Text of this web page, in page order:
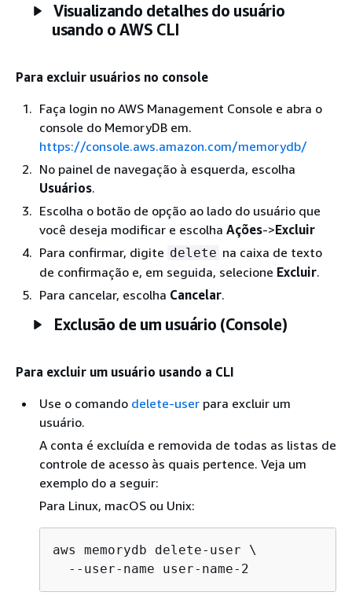
Visualizando detalhes do usuário
usando o AWS CLI
Para excluir usuários no console
Faça login no AWS Management Console e abra o
console do MemoryDB em.
https://console.aws.amazon.com/memorydb/
No painel de navegação à esquerda, escolha
Usuários.
Escolha o botão de opção ao lado do usuário que
você deseja modificar e escolha Ações->Excluir
Para confirmar, digite delete na caixa de texto
de confirmação e, em seguida, selecione Excluir.
Para cancelar, escolha Cancelar.
Exclusão de um usuário (Console)
Para excluir um usuário usando a CLI
Use o comando delete-user para excluir um
usuário.
A conta é excluída e removida de todas as listas de
controle de acesso às quais pertence. Veja um
exemplo do a seguir:
Para Linux, macOS ou Unix:
aws memorydb delete-user \